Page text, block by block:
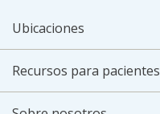
Ubicaciones
Recursos para pacientes